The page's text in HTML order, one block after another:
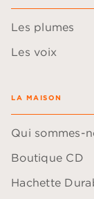
Les plumes
Les voix
LA MAISON
Qui sommes-
Boutique CD
Hachette